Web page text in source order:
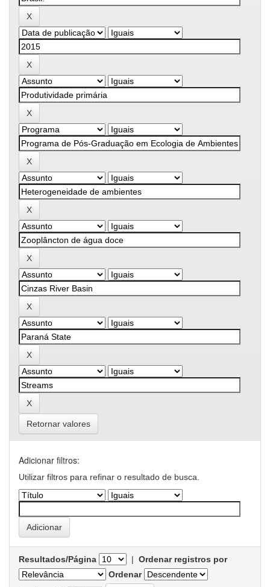
Retornar valores
Adicionar filtros:
Utilizar filtros para refinar o resultado de busca.
Resultados/Página | Ordenar registros por
Ordenar